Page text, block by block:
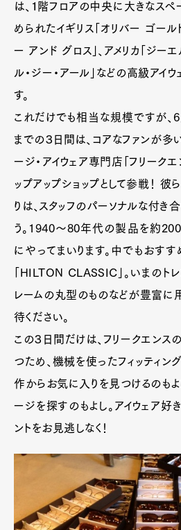
は、１階フロアの中央に大きなスペ
められたイギリス「オリバー ゴールド
ー アンド グロス」、アメリカ「ジーエ
ル・ジー・アール」などの高級アイ
す。
これだけでも相当な規模ですが、6
までの３日間は、コアなファンが多
ージ・アイウェア専門店「フリーク
ップアップショップとして参戦！ 彼
りは、スタッフのパーソナルな付き
う。1940～80年代の製品を約
にやってまいります。中でもおすす
「HILTON CLASSIC」。いまのト
レームの丸型のものなどが豊富に
待ください。
この３日間だけは、フリークエンス
つため、機械を使ったフィッティン
作からお気に入りを見つけるのもよ
ージを探すのもよし。アイウェア好
ントをお見逃しなく！